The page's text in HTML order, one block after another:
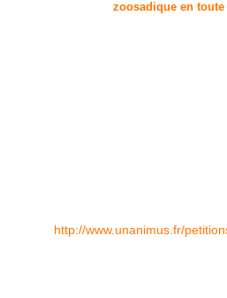
http://www.unanimus.fr/